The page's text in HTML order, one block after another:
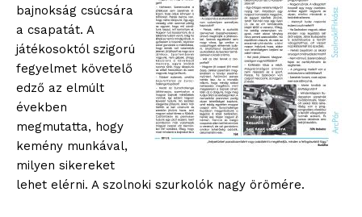
bajnokság csúcsára
a csapatát. A
játékosoktól szigorú
fegyelmet követelő
edző az elmúlt
években
megmutatta, hogy
kemény munkával,
milyen sikereket
lehet elérni. A szolnoki szurkolók nagy örömére.